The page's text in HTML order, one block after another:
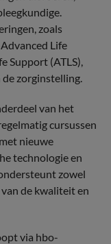
zoals
Life
Support (ATLS),
zorginstelling.
van het
cursussen
nieuwe
technologie en
zowel
de kwaliteit en
via hbo-